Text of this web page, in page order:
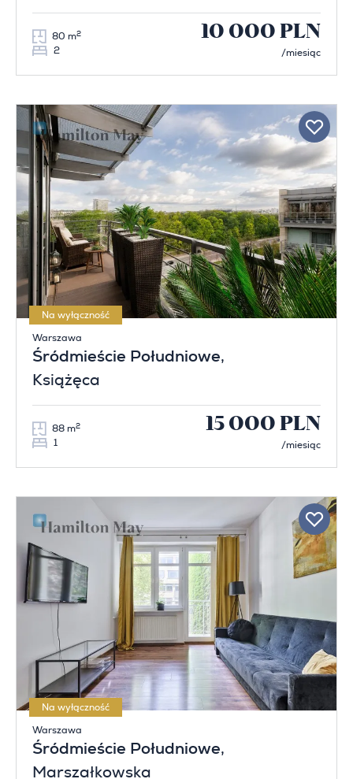
80 m2
2
10 000 PLN
/miesiąc
Na wyłączność
Warszawa
Śródmieście Południowe,
Książęca
88 m2
1
15 000 PLN
/miesiąc
Na wyłączność
Warszawa
Śródmieście Południowe,
Marszałkowska